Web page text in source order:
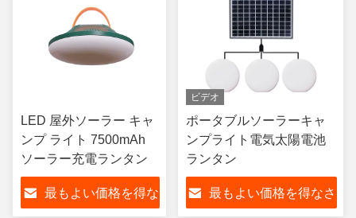
LED 屋外ソーラー キャ
ンプ ライト 7500mAh
ソーラー充電ランタン
最もよい価格を得な
ビデオ
ポータブルソーラーキャ
ンプライト電気太陽電池
ランタン
最もよい価格を得なさ